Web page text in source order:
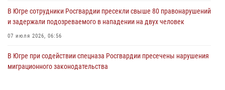
В Югре сотрудники Росгвардии пресекли свыше 80 правонарушений
и задержали подозреваемого в нападении на двух человек
07 июля 2026, 06:56
В Югре при содействии спецназа Росгвардии пресечены нарушения
миграционного законодательства